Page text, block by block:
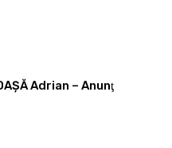
Adrian – Anunţ